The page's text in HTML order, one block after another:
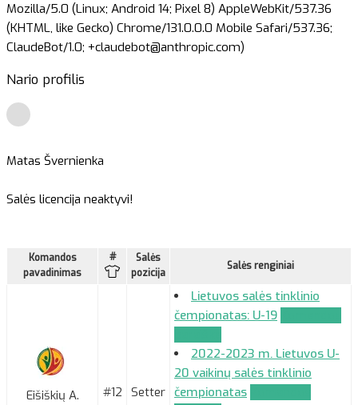
Mozilla/5.0 (Linux; Android 14; Pixel 8) AppleWebKit/537.36
(KHTML, like Gecko) Chrome/131.0.0.0 Mobile Safari/537.36;
ClaudeBot/1.0; +claudebot@anthropic.com)
Nario profilis
Matas Švernienka
Salės licencija neaktyvi!
Komandos
pavadinimas
#
Salės
pozicija
Salės renginiai
Eišiškių A.
#12 Setter
Lietuvos salės tinklinio
čempionatas: U-19
2022-2023 m. Lietuvos U-
20 vaikinų salės tinklinio
čempionatas